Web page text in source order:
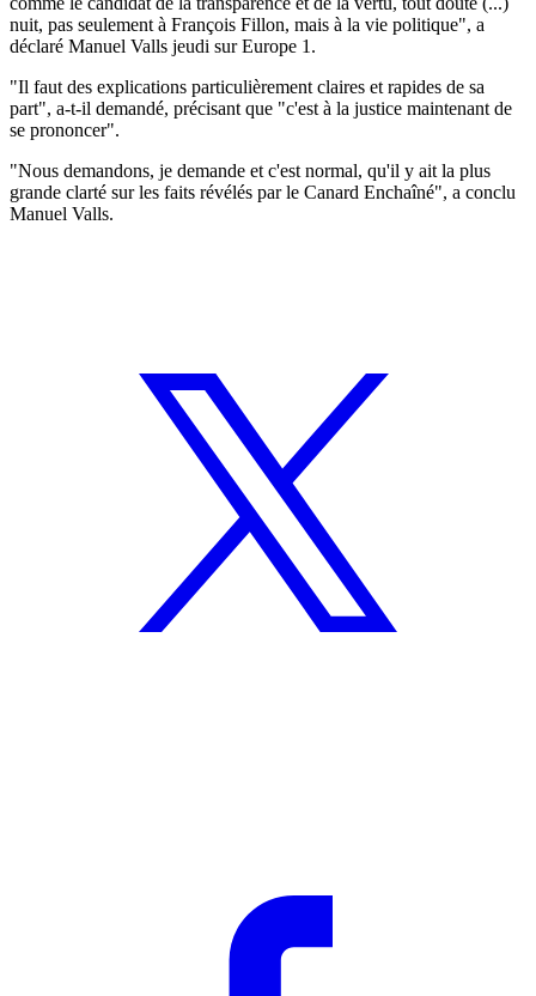
nuit, pas seulement à François Fillon, mais à la vie politique", a
déclaré Manuel Valls jeudi sur Europe 1.
"Il faut des explications particulièrement claires et rapides de sa
part", a-t-il demandé, précisant que "c'est à la justice maintenant de
se prononcer".
"Nous demandons, je demande et c'est normal, qu'il y ait la plus
grande clarté sur les faits révélés par le Canard Enchaîné", a conclu
Manuel Valls.